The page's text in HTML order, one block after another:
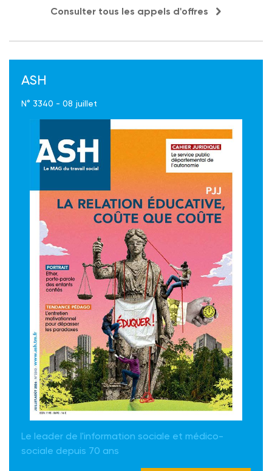
Consulter tous les appels d'offres
ASH
N° 3340 - 08 juillet
Le leader de l'information sociale et médico-
sociale depuis 70 ans